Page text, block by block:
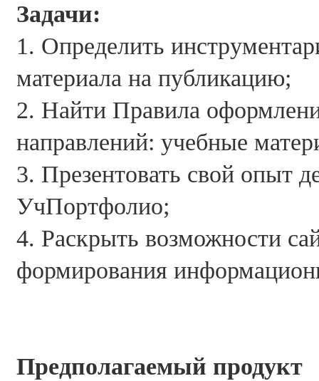
Задачи:
1. Определить
материала на публикацию;
2. Найти Правила
направлений: учебные
3. Презентовать свой опыт
УчПортфолио;
4. Раскрыть возможности
формирования
Предполагаемый продукт